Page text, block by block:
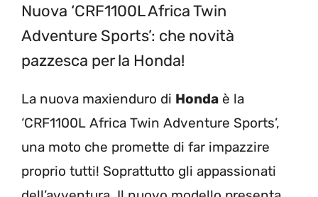
Nuova ‘CRF1100L Africa Twin
Adventure Sports’: che novità
pazzesca per la Honda!
La nuova maxienduro di Honda è la
‘CRF1100L Africa Twin Adventure Sports’,
una moto che promette di far impazzire
proprio tutti! Soprattutto gli appassionati